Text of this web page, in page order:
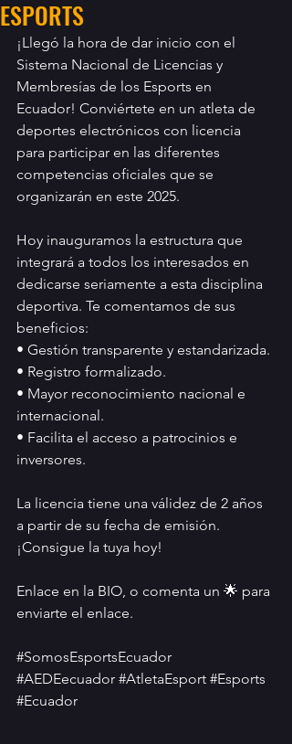
ESPORTS
¡Llegó la hora de dar inicio con el
Sistema Nacional de Licencias y
Membresías de los Esports en
Ecuador! Conviértete en un atleta de
deportes electrónicos con licencia
para participar en las diferentes
competencias oficiales que se
organizarán en este 2025.
Hoy inauguramos la estructura que
integrará a todos los interesados en
dedicarse seriamente a esta disciplina
deportiva. Te comentamos de sus
beneficios:
• Gestión transparente y estandarizada.
• Registro formalizado.
• Mayor reconocimiento nacional e
internacional.
• Facilita el acceso a patrocinios e
inversores.
La licencia tiene una válidez de 2 años
a partir de su fecha de emisión.
¡Consigue la tuya hoy!
Enlace en la BIO, o comenta un 🌟 para
enviarte el enlace.
#SomosEsportsEcuador
#AEDEecuador #AtletaEsport #Esports
#Ecuador